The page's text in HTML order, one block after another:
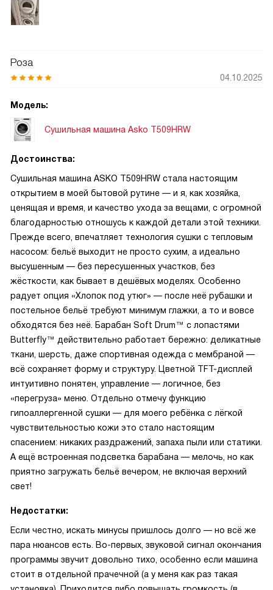
Роза
04.10.2025
Модель:
Сушильная машина Asko T509HRW
Достоинства:
Сушильная машина ASKO T509HRW стала настоящим
открытием в моей бытовой рутине — и я, как хозяйка,
ценящая и время, и качество ухода за вещами, с огромной
благодарностью отношусь к каждой детали этой техники.
Прежде всего, впечатляет технология сушки с тепловым
насосом: бельё выходит не просто сухим, а идеально
высушенным — без пересушенных участков, без
жёсткости, как бывает в дешёвых моделях. Особенно
радует опция «Хлопок под утюг» — после неё рубашки и
постельное бельё требуют минимум глажки, а то и вовсе
обходятся без неё. Барабан Soft Drum™ с лопастями
Butterfly™ действительно работает бережно: деликатные
ткани, шерсть, даже спортивная одежда с мембраной —
всё сохраняет форму и структуру. Цветной TFT-дисплей
интуитивно понятен, управление — логичное, без
«перегруза» меню. Отдельно отмечу функцию
гипоаллергенной сушки — для моего ребёнка с лёгкой
чувствительностью кожи это стало настоящим
спасением: никаких раздражений, запаха пыли или статики.
А ещё встроенная подсветка барабана — мелочь, но как
приятно загружать бельё вечером, не включая верхний
свет!
Недостатки:
Если честно, искать минусы пришлось долго — но всё же
пара нюансов есть. Во-первых, звуковой сигнал окончания
программы звучит довольно тихо, особенно если машина
стоит в отдельной прачечной (а у меня как раз такая